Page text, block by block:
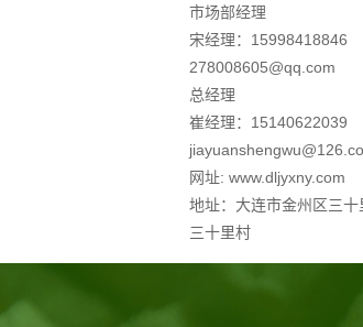
市场部经理
宋经理：15998418846
278008605@qq.com
总经理
崔经理：15140622039
网址: www.dljyxny.com
地址：大连市金州区三十
三十里村